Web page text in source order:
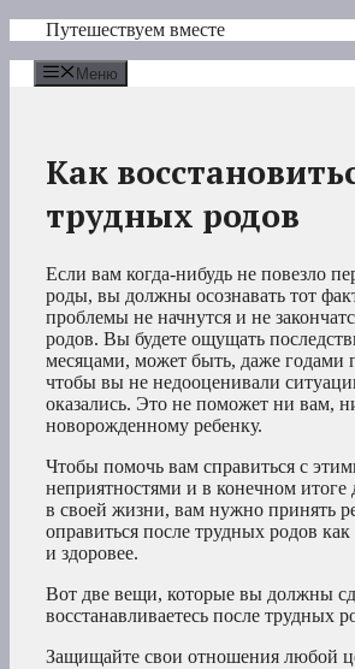
Перейти
содержимому
Путешествуем вместе
Меню
Как
трудных родов
Если вам когда-нибудь не повезло
роды, вы должны осознавать тот
проблемы не начнутся и не
родов. Вы будете ощущать
месяцами, может быть, даже годами
чтобы вы не недооценивали
оказались. Это не поможет ни вам,
новорожденному ребенку.
Чтобы помочь вам справиться с
неприятностями и в конечном итоге
в своей жизни, вам нужно принять
оправиться после трудных родов
и здоровее.
Вот две вещи, которые вы должны
восстанавливаетесь после трудных
Защищайте свои отношения любой